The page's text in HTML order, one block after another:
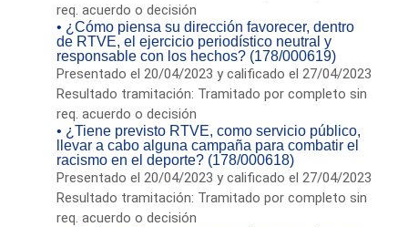
req. acuerdo o decisión
• ¿Cómo piensa su dirección favorecer, dentro
de RTVE, el ejercicio periodístico neutral y
responsable con los hechos? (178/000619)
Presentado el 20/04/2023 y calificado el 27/04/2023
Resultado tramitación: Tramitado por completo sin
req. acuerdo o decisión
• ¿Tiene previsto RTVE, como servicio público,
llevar a cabo alguna campaña para combatir el
racismo en el deporte? (178/000618)
Presentado el 20/04/2023 y calificado el 27/04/2023
Resultado tramitación: Tramitado por completo sin
req. acuerdo o decisión